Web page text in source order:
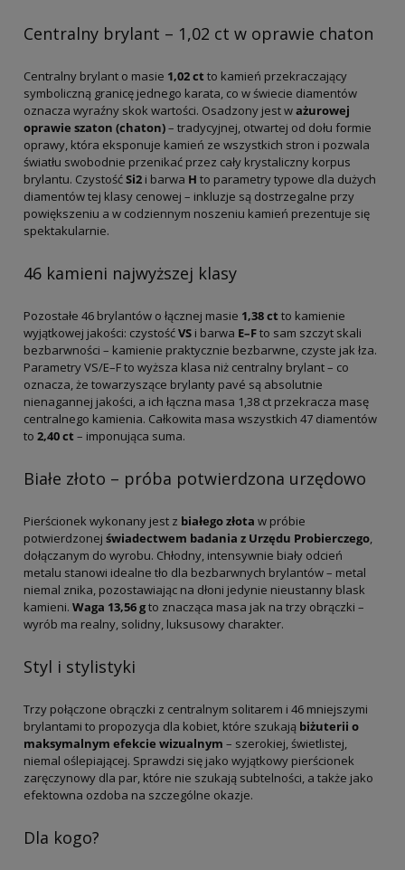
Centralny brylant – 1,02 ct w oprawie chaton
Centralny brylant o masie 1,02 ct to kamień przekraczający
symboliczną granicę jednego karata, co w świecie diamentów
oznacza wyraźny skok wartości. Osadzony jest ważurowej
oprawie szaton (chaton)– tradycyjnej, otwartej od dołu formie
oprawy, która eksponuje kamień ze wszystkich stron i pozwala
światłu swobodnie przenikać przez cały krystaliczny korpus
brylantu. CzystośćSi2 i barwa H to parametry typowe dla dużych
diamentów tej klasy cenowej – inkluzje są dostrzegalne przy
powiększeniu a w codziennym noszeniu kamień prezentuje się
spektakularnie.
46 kamieni najwyższej klasy
Pozostałe 46 brylantów o łącznej masie 1,38 ct to kamienie
wyjątkowej jakości: czystośćVS i barwa E–Fto sam szczyt skali
bezbarwności – kamienie praktycznie bezbarwne, czyste jak łza.
Parametry VS/E–F to wyższa klasa niż centralny brylant – co
oznacza, że towarzyszące brylanty pavé są absolutnie
nienagannej jakości, a ich łączna masa 1,38 ct przekracza masę
centralnego kamienia. Całkowita masa wszystkich 47 diamentów
to 2,40 ct – imponująca suma.
Białe złoto – próba potwierdzona urzędowo
Pierścionek wykonany jest z białego złota w próbie
potwierdzonej świadectwem badania z Urzędu Probierczego
dołączanym do wyrobu. Chłodny, intensywnie biały odcień
metalu stanowi idealne tło dla bezbarwnych brylantów – metal
niemal znika, pozostawiając na dłoni jedynie nieustanny blask
kamieni. Waga 13,56 gto znacząca masa jak na trzy obrączki –
wyrób ma realny, solidny, luksusowy charakter.
Styl i stylistyki
Trzy połączone obrączki z centralnym solitarem i 46 mniejszymi
brylantami to propozycja dla kobiet, które szukają biżuterii o
maksymalnym efekcie wizualnym – szerokiej, świetlistej,
niemal oślepiającej. Sprawdzi się jako wyjątkowy pierścionek
zaręczynowy dla par, które nie szukają subtelności, a także jako
efektowna ozdoba na szczególne okazje.
Dla kogo?